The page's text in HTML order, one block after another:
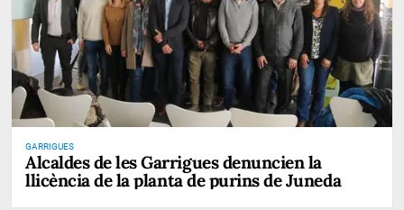
GARRIGUES
Alcaldes de les Garrigues denuncien la
llicència de la planta de purins de Juneda